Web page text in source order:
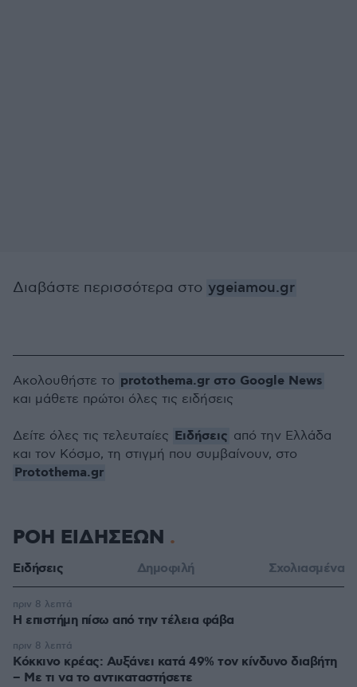
Διαβάστε περισσότερα στο ygeiamou.gr
Ακολουθήστε το protothema.gr στο Google News
και μάθετε πρώτοι όλες τις ειδήσεις
Δείτε όλες τις τελευταίες Ειδήσεις από την Ελλάδα
και τον Κόσμο, τη στιγμή που συμβαίνουν, στο
Protothema.gr
ΡΟΗ ΕΙΔΗΣΕΩΝ
Ειδήσεις Δημοφιλή Σχολιασμένα
Η επιστήμη πίσω από την τέλεια φάβα
πριν 8 λεπτά
Κόκκινο κρέας: Αυξάνει κατά 49% τον κίνδυνο διαβήτη
– Με τι να το αντικαταστήσετε
πριν 8 λεπτά